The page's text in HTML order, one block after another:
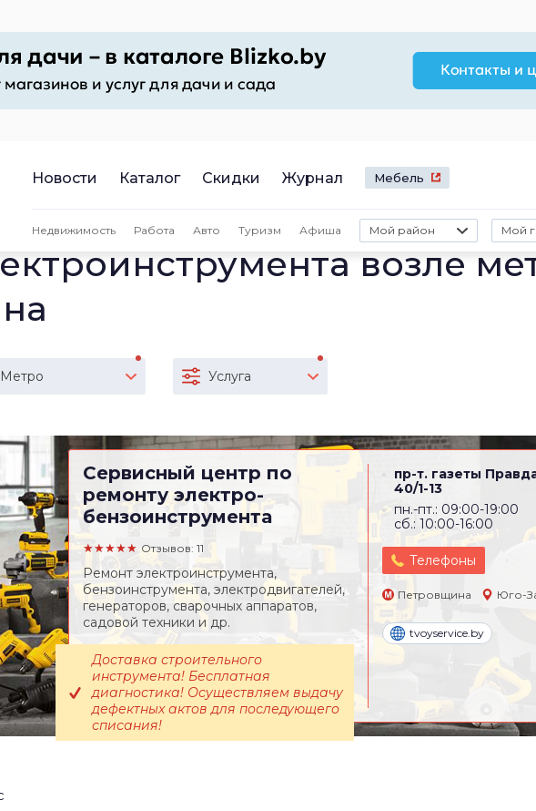
Новости Каталог Скидки Журнал Мебель
Недвижимость Работа Авто Туризм Афиша Мой район Мой
возле
Метро Услуга
Сервисный центр по
ремонту электро-
бензоинструмента
★★★★★ Отзывов: 11
пр-т. газеты
40/1-13
пн.-пт.: 09:00-19:00
сб.: 10:00-16:00
Телефоны
Петровщина Юго-
tvoyservice.by
Ремонт электроинструмента,
бензоинструмента, электродвигателей,
генераторов, сварочных аппаратов,
садовой техники и др.
Доставка строительного
инструмента! Бесплатная
диагностика! Осуществляем выдачу
дефектных актов для последующего
списания!